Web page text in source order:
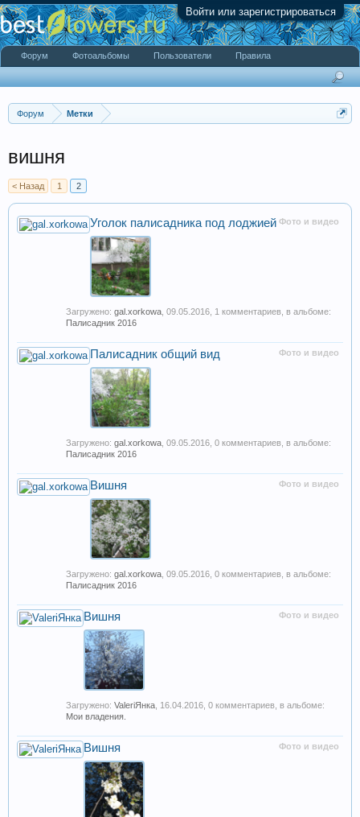
Войти или зарегистрироваться
Форум Метки
вишня
< Назад 1 2
Фото и видео
Уголок палисадника под лоджией
Загружено: gal.xorkowa 09.05.2016 , 1 комментариев, в альбоме:
Палисадник 2016
Фото и видео
Палисадник общий вид
Загружено: gal.xorkowa 09.05.2016 , 0 комментариев, в альбоме:
Палисадник 2016
Фото и видео
Вишня
Загружено: gal.xorkowa 09.05.2016 , 0 комментариев, в альбоме:
Палисадник 2016
Фото и видео
Вишня
Загружено: ValeriЯнка 16.04.2016 , 0 комментариев, в альбоме:
Мои владения.
Фото и видео
Вишня
Форум Фотоальбомы Пользователи Правила